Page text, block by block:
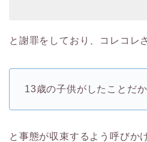
と謝罪をしており、コレコレ
13歳の子供がしたことだ
と事態が収束するよう呼びか